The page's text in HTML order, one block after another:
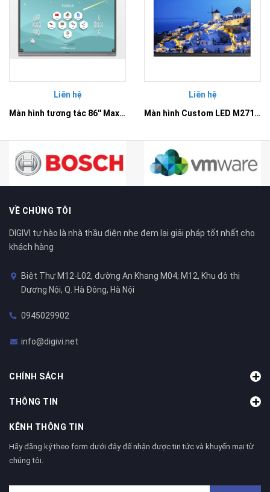
Liên hệ
Màn hình tương tác 86'' Maxhub E8630 - Dòng E serial chuyên cho giáo dục
Liên hệ
Màn hình Custom LED M2712 Maxhub
VỀ CHÚNG TÔI
DIGIVI tự hào là nhà thầu điện nhẹ đem lại giải pháp tốt nhất cho
khách hàng
Biệt Thự M12-L02, đường An Khang M04; M12, Khu đô thị
Dương Nội, Q. Hà Đông, Hà Nội
0945029902
info@digivi.net
CHÍNH SÁCH
THÔNG TIN
KÊNH THÔNG TIN
Hãy đăng ký theo form dưới đây để nhận được tin tức và khuyến mại từ
chúng tôi.